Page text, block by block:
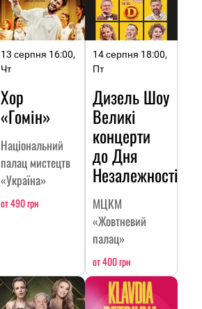
13 серпня 16:00,
Чт
Хор
«Гомін»
Національний
палац мистецтв
«Україна»
от 490 грн
14 серпня 18:00,
Пт
Дизель Шоу
Великі
концерти
до Дня
Незалежності
МЦКМ
«Жовтневий
палац»
от 400 грн